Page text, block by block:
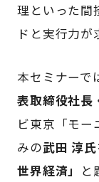
理といった間
ドと実行力が
本セミナーで
表取締役社長
ビ東京「モー
みの武田 淳氏
世界経済」
と